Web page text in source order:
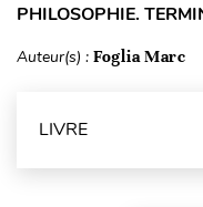
PHILOSOPHIE.
Auteur(s) : Foglia Marc
LIVRE